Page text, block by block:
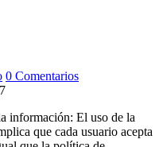
0 Comentarios
información: El uso de la
que cada usuario acepta